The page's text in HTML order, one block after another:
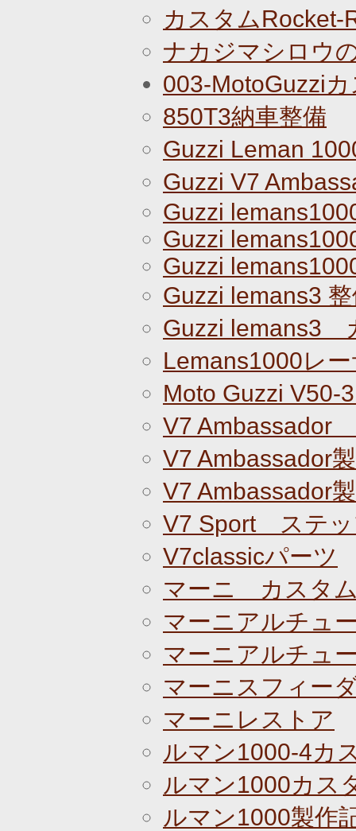
カスタムRocket-
ナカジマシロウ
003-MotoGuzzi
850T3納車整備
Guzzi Leman
Guzzi V7
Guzzi
Guzzi
Guzzi
Guzzi lemans3
Guzzi lemans3
Lemans1000レ
Moto Guzzi V50-
V7 Ambassador
V7 Ambassador
V7 Ambassador
V7 Sport ステッ
V7classicパーツ
マーニ カスタ
マーニアルチュ
マーニアルチュ
マーニスフィー
マーニレストア
ルマン1000-4カ
ルマン1000カス
ルマン1000製作